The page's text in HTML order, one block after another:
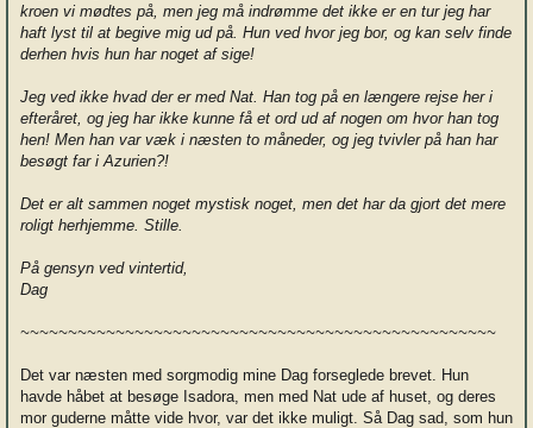
kroen vi mødtes på, men jeg må indrømme det ikke er en tur jeg har
haft lyst til at begive mig ud på. Hun ved hvor jeg bor, og kan selv finde
derhen hvis hun har noget af sige!
Jeg ved ikke hvad der er med Nat. Han tog på en længere rejse her i
efteråret, og jeg har ikke kunne få et ord ud af nogen om hvor han tog
hen! Men han var væk i næsten to måneder, og jeg tvivler på han har
besøgt far i Azurien?!
Det er alt sammen noget mystisk noget, men det har da gjort det mere
roligt herhjemme. Stille.
På gensyn ved vintertid,
Dag
~~~~~~~~~~~~~~~~~~~~~~~~~~~~~~~~~~~~~~~~~~~~~~~~~~
Det var næsten med sorgmodig mine Dag forseglede brevet. Hun
havde håbet at besøge Isadora, men med Nat ude af huset, og deres
mor guderne måtte vide hvor, var det ikke muligt. Så Dag sad, som hun